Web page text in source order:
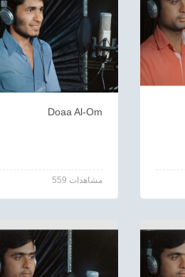
Doaa Al-Om
559 مشاهدات